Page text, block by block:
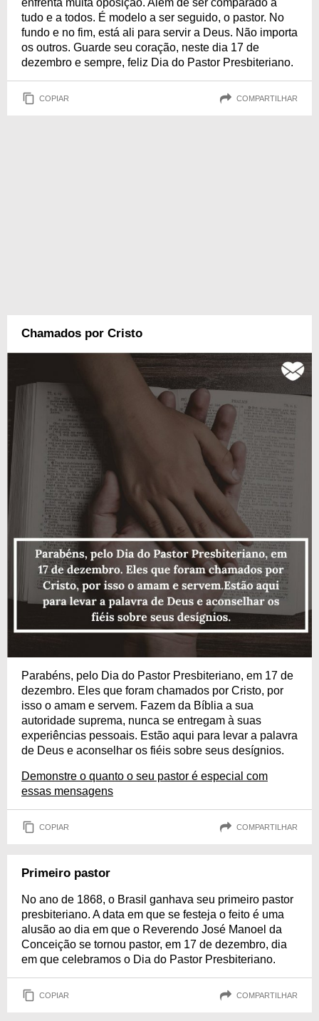
enfrenta muita oposição. Além de ser comparado a
tudo e a todos. É modelo a ser seguido, o pastor. No
fundo e no fim, está ali para servir a Deus. Não importa
os outros. Guarde seu coração, neste dia 17 de
dezembro e sempre, feliz Dia do Pastor Presbiteriano.
COPIAR COMPARTILHAR
Chamados por Cristo
Parabéns, pelo Dia do Pastor Presbiteriano, em 17 de
dezembro. Eles que foram chamados por Cristo, por
isso o amam e servem. Fazem da Bíblia a sua
autoridade suprema, nunca se entregam à suas
experiências pessoais. Estão aqui para levar a palavra
de Deus e aconselhar os fiéis sobre seus desígnios.
Demonstre o quanto o seu pastor é especial com
essas mensagens
COPIAR COMPARTILHAR
Primeiro pastor
No ano de 1868, o Brasil ganhava seu primeiro pastor
presbiteriano. A data em que se festeja o feito é uma
alusão ao dia em que o Reverendo José Manoel da
Conceição se tornou pastor, em 17 de dezembro, dia
em que celebramos o Dia do Pastor Presbiteriano.
COPIAR COMPARTILHAR